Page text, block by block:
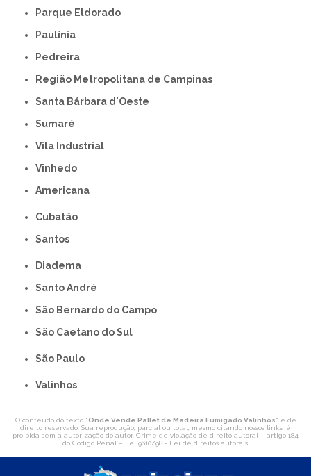
Parque Eldorado
Paulínia
Pedreira
Região Metropolitana de Campinas
Santa Bárbara d'Oeste
Sumaré
Vila Industrial
Vinhedo
americana
Cubatão
Santos
Diadema
Santo André
São Bernardo do Campo
São Caetano do Sul
São Paulo
Valinhos
O conteúdo do texto "Onde Vende Pallet de Madeira Fumigado Valinhos" é de
direito reservado. Sua reprodução, parcial ou total, mesmo citando nossos links, é
proibida sem a autorização do autor. Crime de violação de direito autoral – artigo 184
do Código Penal – Lei 9610/98 - Lei de direitos autorais.